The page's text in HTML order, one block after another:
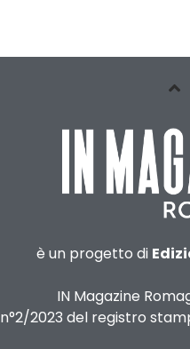
è un progetto di
IN Magazine
n°2/2023 del registro